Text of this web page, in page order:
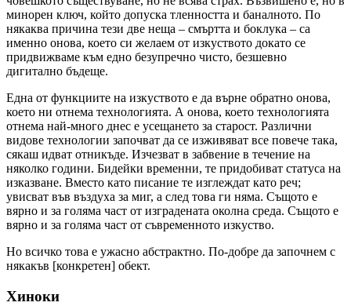
минорен ключ, който допуска тленността и баналното. По
някаква причина тези две неща – смъртта и боклука – са
именно онова, което си желаем от изкуството докато се
придвижваме към едно безупречно чисто, безшевно
дигитално бъдеще.
Една от функциите на изкуството е да върне обратно онова,
което ни отнема технологията. А онова, което технологията
отнема най-много днес е усещането за старост. Различни
видове технологии започват да се изживяват все повече така,
сякаш идват отникъде. Изчезват в забвение в течение на
няколко години. Бидейки временни, те придобиват статуса на
изказване. Вместо като писание те изглеждат като реч;
увисват във въздуха за миг, а след това ги няма. Същото е
вярно и за голяма част от изградената околна среда. Същото е
вярно и за голяма част от съвременното изкуство.
Но всичко това е ужасно абстрактно. По-добре да започнем с
някакъв [конкретен] обект.
Хиноки